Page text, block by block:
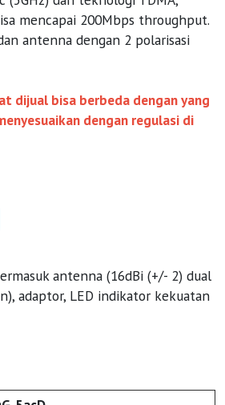
mencapai 200Mbps throughput.
antenna dengan 2 polarisasi
dijual bisa berbeda dengan yang
dengan regulasi di
antenna (16dBi (+/- 2) dual
adaptor, LED indikator kekuatan